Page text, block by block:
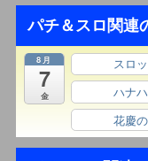
パチ＆スロ関連
8月
7
金
スロ
ハナ
花慶